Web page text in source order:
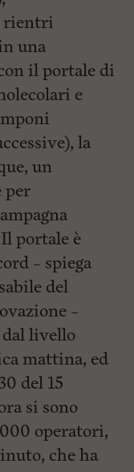
rientri
una
il portale di
e
la
un
per
portale è
– spiega
del
–
livello
mattina, ed
del 15
si sono
operatori,
che ha